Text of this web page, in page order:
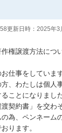
更新日時： 2025年3
権譲渡方法につい
仕事をしています
、わたしは個人
ことになりまし
契約書」を交わ
為、ペンネーム
ります。